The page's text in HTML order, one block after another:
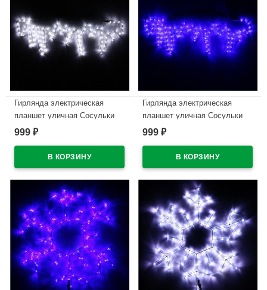
Гирлянда электрическая
планшет уличная Сосульки
В наличии
999 ₽
Гирлянда электрическая
планшет уличная Сосульки
В наличии
999 ₽